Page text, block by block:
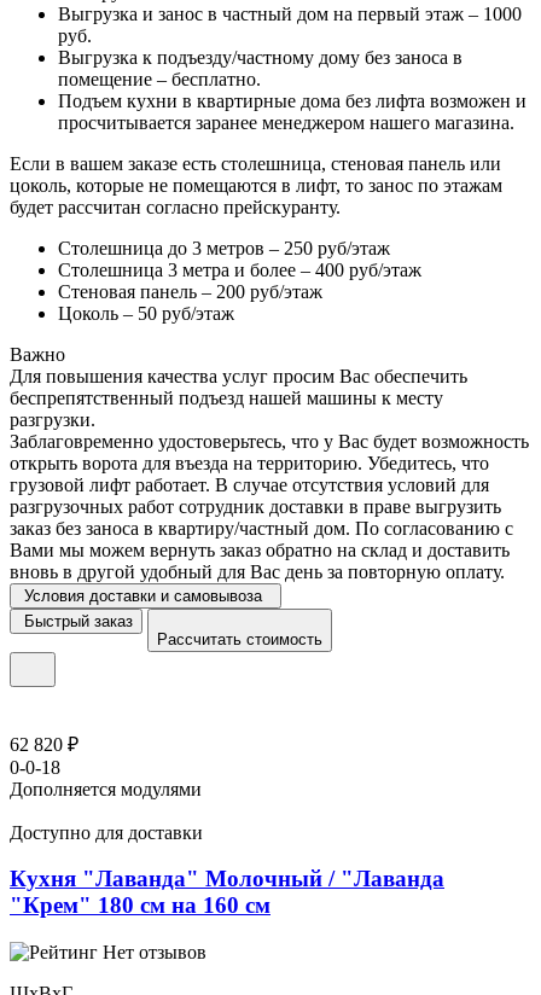
Выгрузка и занос в частный дом на первый этаж – 1000
руб.
Выгрузка к подъезду/частному дому без заноса в
помещение – бесплатно.
Подъем кухни в квартирные дома без лифта возможен и
просчитывается заранее менеджером нашего магазина.
Если в вашем заказе есть столешница, стеновая панель или
цоколь, которые не помещаются в лифт, то занос по этажам
будет рассчитан согласно прейскуранту.
Столешница до 3 метров – 250 руб/этаж
Столешница 3 метра и более – 400 руб/этаж
Стеновая панель – 200 руб/этаж
Цоколь – 50 руб/этаж
Важно
Для повышения качества услуг просим Вас обеспечить
беспрепятственный подъезд нашей машины к месту
разгрузки.
Заблаговременно удостоверьтесь, что у Вас будет возможность
открыть ворота для въезда на территорию. Убедитесь, что
грузовой лифт работает. В случае отсутствия условий для
разгрузочных работ сотрудник доставки в праве выгрузить
заказ без заноса в квартиру/частный дом. По согласованию с
Вами мы можем вернуть заказ обратно на склад и доставить
вновь в другой удобный для Вас день за повторную оплату.
Условия доставки и самовывоза
Быстрый заказ
Рассчитать стоимость
62 820 ₽
0-0-18
Дополняется модулями
Доступно для доставки
Кухня "Лаванда" Молочный / "Лаванда
"Крем" 180 см на 160 см
Нет отзывов